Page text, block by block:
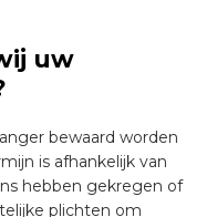
uw
bewaard worden
is afhankelijk van
hebben gekregen of
plichten om